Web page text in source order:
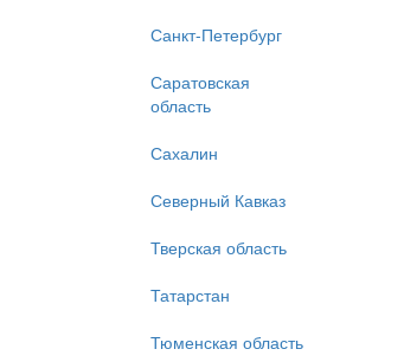
Санкт-Петербург
Саратовская
область
Сахалин
Северный Кавказ
Тверская область
Татарстан
Тюменская область